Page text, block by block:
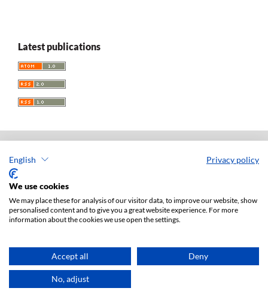
English Privacy policy
We use cookies
We may place these for analysis of our visitor data, to improve our website, show
personalised content and to give you a great website experience. For more
information about the cookies we use open the settings.
Accept all Deny
No, adjust
Latest publications
Acta Universitatis Lodziensis. Folia Iuridica
ISSN: 0208-6069
Publisher: Lodz University Press (website)
Publisher's office:
Accesibility declaration